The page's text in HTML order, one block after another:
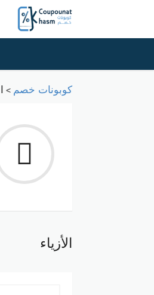
كوبونات خصم >
الأزياء